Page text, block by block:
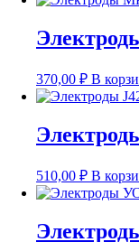
370,00 ₽ В
510,00 ₽ В